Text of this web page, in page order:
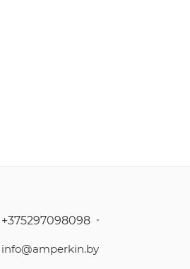
+375297098098
info@amperkin.by